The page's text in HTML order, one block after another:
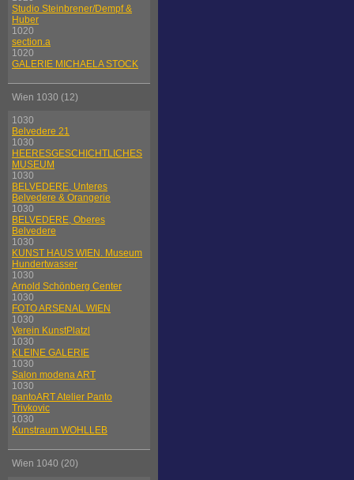
Studio Steinbrener/Dempf &
Huber
1020
section.a
1020
GALERIE MICHAELA STOCK
Wien 1030 (12)
1030
Belvedere 21
1030
HEERESGESCHICHTLICHES
MUSEUM
1030
BELVEDERE, Unteres
Belvedere & Orangerie
1030
BELVEDERE, Oberes
Belvedere
1030
KUNST HAUS WIEN. Museum
Hundertwasser
1030
Arnold Schönberg Center
1030
FOTO ARSENAL WIEN
1030
Verein KunstPlatzl
1030
KLEINE GALERIE
1030
Salon modena ART
1030
pantoART Atelier Panto
Trivkovic
1030
Kunstraum WOHLLEB
Wien 1040 (20)